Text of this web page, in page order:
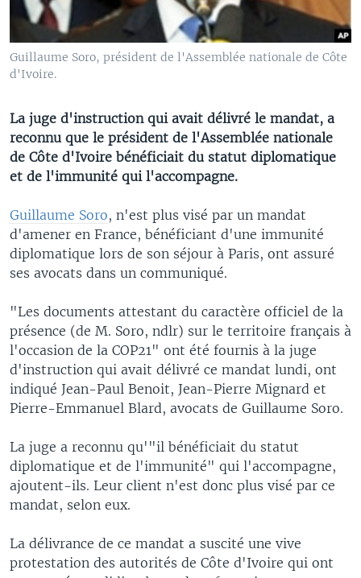
Guillaume Soro, président de l'Assemblée nationale de Côte
d'Ivoire.
​La juge d'instruction qui avait délivré le mandat, a
reconnu que le président de l'Assemblée nationale
de Côte d'Ivoire bénéficiait du statut diplomatique
et de l'immunité qui l'accompagne.
Guillaume Soro, n'est plus visé par un mandat
d'amener en France, bénéficiant d'une immunité
diplomatique lors de son séjour à Paris, ont assuré
ses avocats dans un communiqué.
"Les documents attestant du caractère officiel de la
présence (de M. Soro, ndlr) sur le territoire français à
l'occasion de la COP21" ont été fournis à la juge
d'instruction qui avait délivré ce mandat lundi, ont
indiqué Jean-Paul Benoit, Jean-Pierre Mignard et
Pierre-Emmanuel Blard, avocats de Guillaume Soro.
La juge a reconnu qu'"il bénéficiait du statut
diplomatique et de l'immunité" qui l'accompagne,
ajoutent-ils. Leur client n'est donc plus visé par ce
mandat, selon eux.
La délivrance de ce mandat a suscité une vive
protestation des autorités de Côte d'Ivoire qui ont